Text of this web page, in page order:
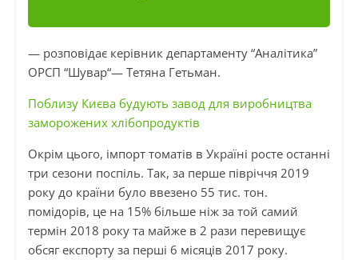
— розповідає керівник департаменту “Аналітика”
ОРСП “Шувар“— Тетяна Гетьман.
Поблизу Києва будують завод для виробництва
заморожених хлібопродуктів
Окрім цього, імпорт томатів в Україні росте останні
три сезони поспіль. Так, за перше півріччя 2019
року до країни було ввезено 55 тис. тон.
помідорів, це на 15% більше ніж за той самий
термін 2018 року та майже в 2 рази перевищує
обсяг експорту за перші 6 місяців 2017 року.